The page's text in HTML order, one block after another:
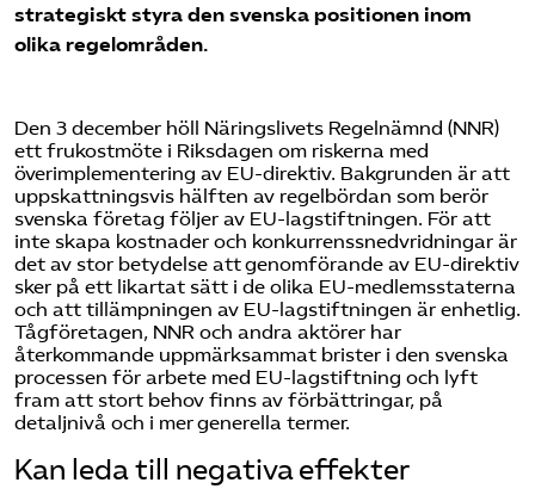
strategiskt styra den svenska positionen inom
olika regelområden.
Den 3 december höll Näringslivets Regelnämnd (NNR)
ett frukostmöte i Riksdagen om riskerna med
överimplementering av EU-direktiv. Bakgrunden är att
uppskattningsvis hälften av regelbördan som berör
svenska företag följer av EU-lagstiftningen. För att
inte skapa kostnader och konkurrenssnedvridningar är
det av stor betydelse att genomförande av EU-direktiv
sker på ett likartat sätt i de olika EU-medlemsstaterna
och att tillämpningen av EU-lagstiftningen är enhetlig.
Tågföretagen, NNR och andra aktörer har
återkommande uppmärksammat brister i den svenska
processen för arbete med EU-lagstiftning och lyft
fram att stort behov finns av förbättringar, på
detaljnivå och i mer generella termer.
Kan leda till negativa effekter